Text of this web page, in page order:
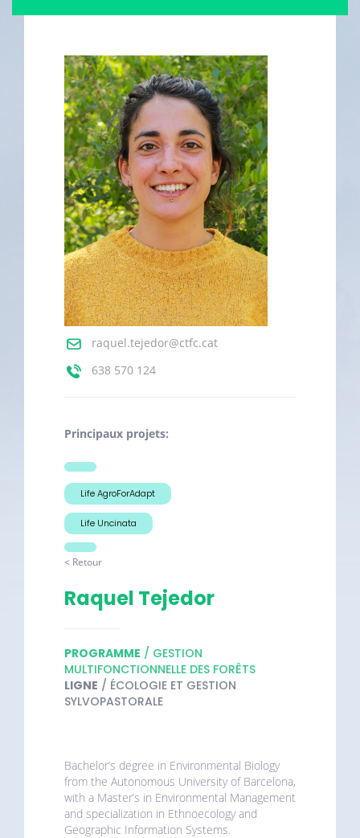
raquel.tejedor@ctfc.cat
638 570 124
Principaux projets:
Life AgroForAdapt
Life Uncinata
< Retour
Raquel Tejedor
PROGRAMME / GESTION
MULTIFONCTIONNELLE DES FORÊTS
LIGNE / ÉCOLOGIE ET GESTION
SYLVOPASTORALE
Bachelor’s degree in Environmental Biology
from the Autonomous University of Barcelona,
with a Master’s in Environmental Management
and specialization in Ethnoecology and
Geographic Information Systems.